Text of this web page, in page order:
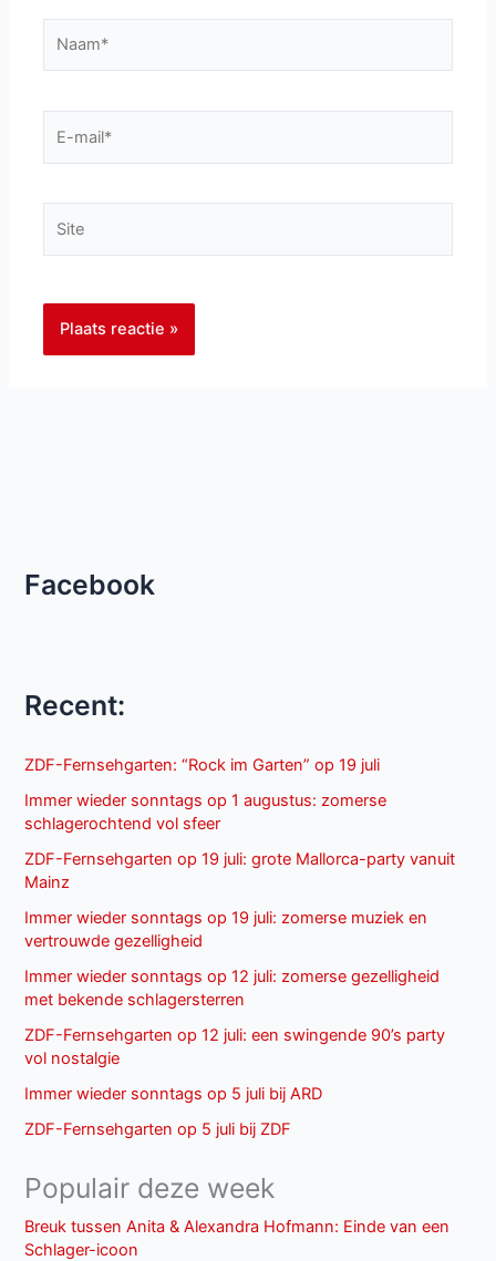
mail*
Facebook
Recent:
ZDF-Fernsehgarten: “Rock im Garten” op 19 juli
Immer wieder sonntags op 1 augustus: zomerse
schlagerochtend vol sfeer
ZDF-Fernsehgarten op 19 juli: grote Mallorca-party vanuit
Mainz
Immer wieder sonntags op 19 juli: zomerse muziek en
vertrouwde gezelligheid
Immer wieder sonntags op 12 juli: zomerse gezelligheid
met bekende schlagersterren
ZDF-Fernsehgarten op 12 juli: een swingende 90’s party
vol nostalgie
Immer wieder sonntags op 5 juli bij ARD
ZDF-Fernsehgarten op 5 juli bij ZDF
Populair deze week
Breuk tussen Anita & Alexandra Hofmann: Einde van een
Schlager-icoon